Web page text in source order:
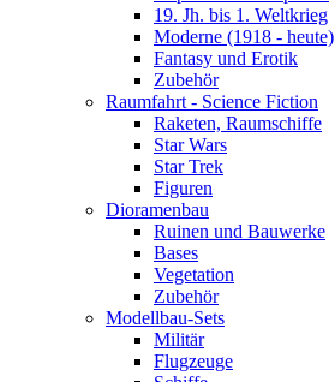
19. Jh. bis 1. Weltkrieg
Moderne (1918 - heute)
Fantasy und Erotik
Zubehör
Raumfahrt - Science Fiction
Raketen, Raumschiffe
Star Wars
Star Trek
Figuren
Dioramenbau
Ruinen und Bauwerke
Bases
Vegetation
Zubehör
Modellbau-Sets
Militär
Flugzeuge